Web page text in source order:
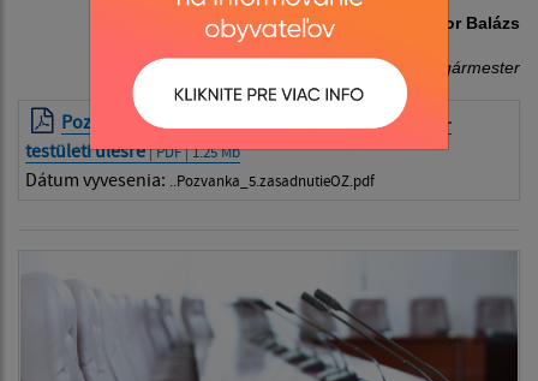
Ing. Tibor Balázs
starosta obce - polgármester
Pozvánka na zasadnutie OZ - Meghívó képviselő-
testületi ülésre| PDF | 1.25 Mb
Dátum vyvesenia: ..Pozvanka_5.zasadnutieOZ.pdf